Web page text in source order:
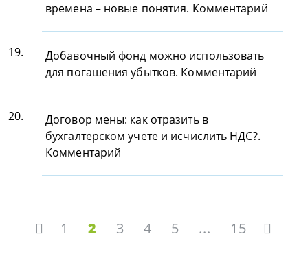
времена – новые понятия. Комментарий
19.
Добавочный фонд можно использовать
для погашения убытков. Комментарий
20.
Договор мены: как отразить в
бухгалтерском учете и исчислить НДС?.
Комментарий
1 2 3 4 5 ... 15